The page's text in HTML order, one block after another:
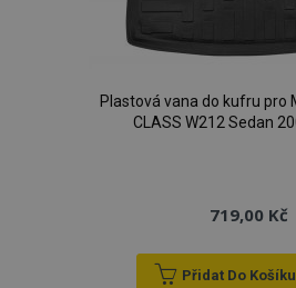
Plastová vana do kufru pro
CLASS W212 Sedan
719,00 Kč
Přidat Do Košíku